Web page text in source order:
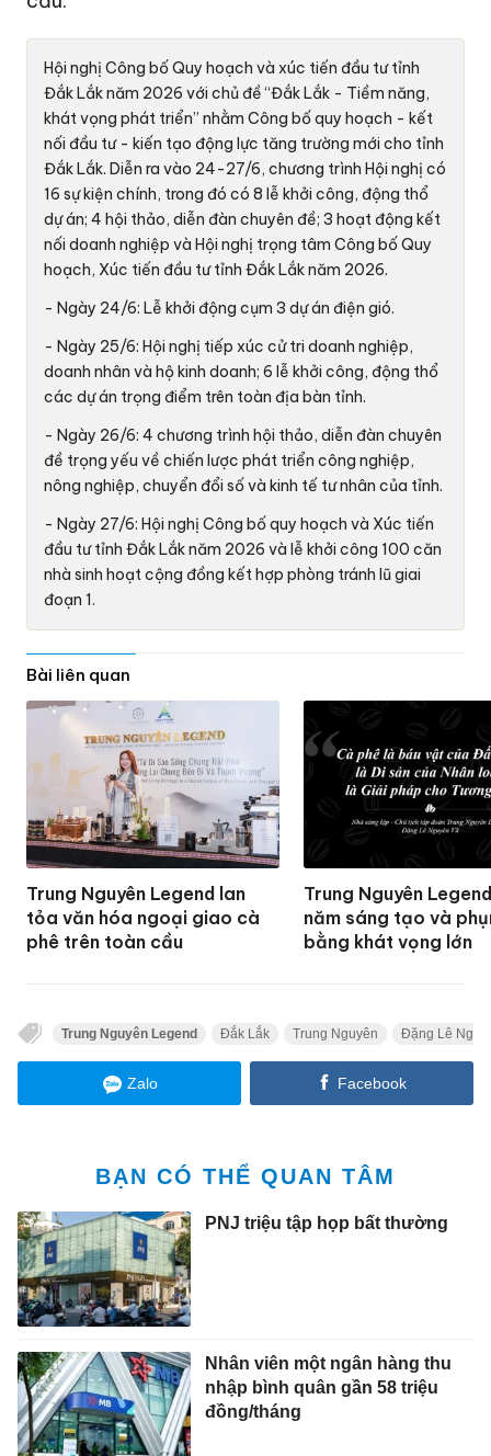
Hội nghị Công bố Quy hoạch và xúc tiến đầu tư tỉnh
Đắk Lắk năm 2026 với chủ đề “Đắk Lắk - Tiềm năng,
khát vọng phát triển” nhằm Công bố quy hoạch - kết
nối đầu tư - kiến tạo động lực tăng trường mới cho tỉnh
Đắk Lắk. Diễn ra vào 24-27/6, chương trình Hội nghị có
16 sự kiện chính, trong đó có 8 lễ khởi công, động thổ
dự án; 4 hội thảo, diễn đàn chuyên đề; 3 hoạt động kết
nối doanh nghiệp và Hội nghị trọng tâm Công bố Quy
hoạch, Xúc tiến đầu tư tỉnh Đắk Lắk năm 2026.
- Ngày 24/6: Lễ khởi động cụm 3 dự án điện gió.
- Ngày 25/6: Hội nghị tiếp xúc cử tri doanh nghiệp,
doanh nhân và hộ kinh doanh; 6 lễ khởi công, động thổ
các dự án trọng điểm trên toàn địa bàn tỉnh.
- Ngày 26/6: 4 chương trình hội thảo, diễn đàn chuyên
đề trọng yếu về chiến lược phát triển công nghiệp,
nông nghiệp, chuyển đổi số và kinh tế tư nhân của tỉnh.
- Ngày 27/6: Hội nghị Công bố quy hoạch và Xúc tiến
đầu tư tỉnh Đắk Lắk năm 2026 và lễ khởi công 100 căn
nhà sinh hoạt cộng đồng kết hợp phòng tránh lũ giai
đoạn 1.
Bài liên quan
Trung Nguyên Legend lan
tỏa văn hóa ngoại giao cà
phê trên toàn cầu
Trung Nguyên
năm sáng tạo và
bằng khát vọng lớn
Trung Nguyên Legend Đắk Lắk Trung Nguyên Đặng Lê
Zalo Facebook
BẠN CÓ THỂ QUAN TÂM
PNJ triệu tập họp bất thường
Nhân viên một ngân hàng thu
nhập bình quân gần 58 triệu
đồng/tháng